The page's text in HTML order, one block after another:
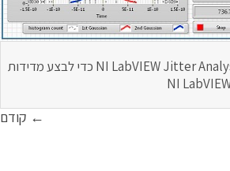
איור 7. אתה יכול לשלב אוסילוסקופים NI עם ה-NI LabVIEW Jitter Analysis Toolkit כדי לבצע מדידות
← קודם